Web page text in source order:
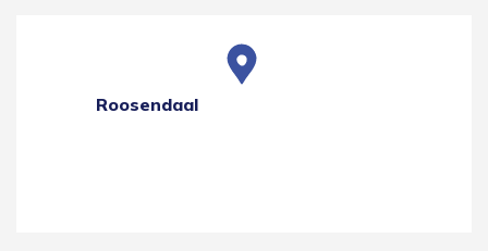
Roosendaal